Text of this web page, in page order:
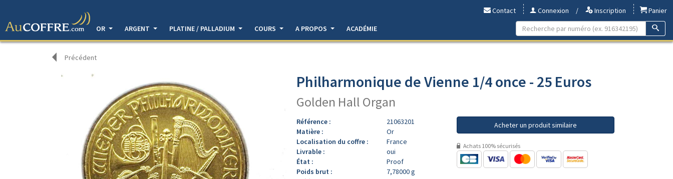
Contact Connexion / Inscription
Panier
OR
ARGENT PLATINE / PALLADIUM COURS A PROPOS ACADÉMIE
Précédent
Philharmonique de Vienne 1/4 once - 25 Euros
Golden Hall Organ
Référence :
21063201
Matière :
Or
Localisation du coffre :
France
Livrable :
oui
État :
Proof
Poids brut :
7,78000 g
Acheter un produit similaire
Achats 100% sécurisés